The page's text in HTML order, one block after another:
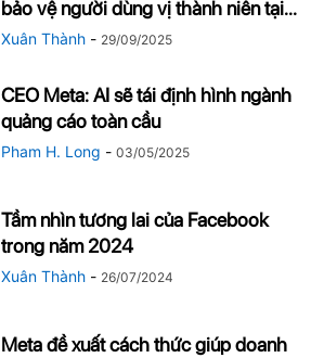
bảo vệ người dùng vị thành niên tại...
Xuân Thành - 29/09/2025
CEO Meta: AI sẽ tái định hình ngành
quảng cáo toàn cầu
Pham H. Long - 03/05/2025
Tầm nhìn tương lai của Facebook
trong năm 2024
Xuân Thành - 26/07/2024
Meta đề xuất cách thức giúp doanh